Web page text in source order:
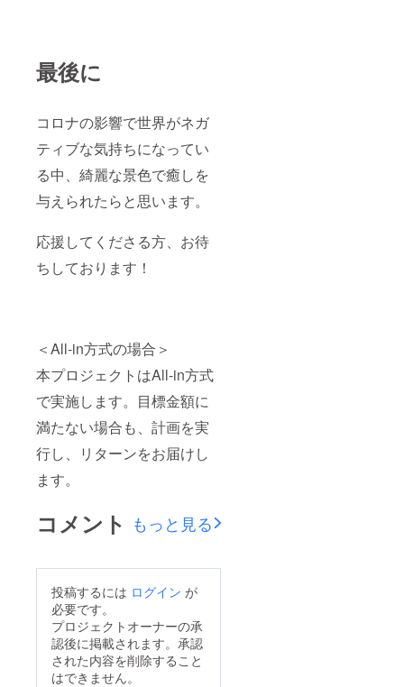
最後に
コロナの影響で世界がネガ
ティブな気持ちになってい
る中、綺麗な景色で癒しを
与えられたらと思います。
応援してくださる方、お待
ちしております！
＜All-in方式の場合＞
本プロジェクトはAll-in方式
で実施します。目標金額に
満たない場合も、計画を実
行し、リターンをお届けし
ます。
コメント もっと見る
投稿するには ログイン が
必要です。
プロジェクトオーナーの承
認後に掲載されます。承認
された内容を削除すること
はできません。